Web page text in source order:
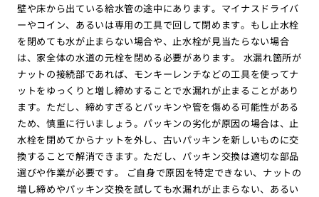
壁や床から出ている給水管の途中にあります。マイナスドライバ
ーやコイン、あるいは専用の工具で回して閉めます。もし止水栓
を閉めても水が止まらない場合や、止水栓が見当たらない場合
は、家全体の水道の元栓を閉める必要があります。 水漏れ箇所が
ナットの接続部であれば、モンキーレンチなどの工具を使ってナ
ットをゆっくりと増し締めすることで水漏れが止まることがあり
ます。ただし、締めすぎるとパッキンや管を傷める可能性がある
ため、慎重に行いましょう。パッキンの劣化が原因の場合は、止
水栓を閉めてからナットを外し、古いパッキンを新しいものに交
換することで解消できます。ただし、パッキン交換は適切な部品
選びや作業が必要です。 ご自身で原因を特定できない、ナットの
増し締めやパッキン交換を試しても水漏れが止まらない、あるい